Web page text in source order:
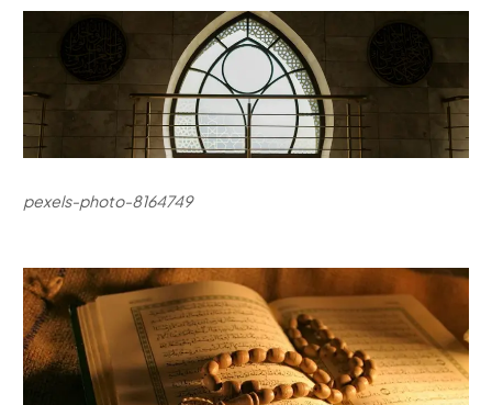
pexels-photo-8164749